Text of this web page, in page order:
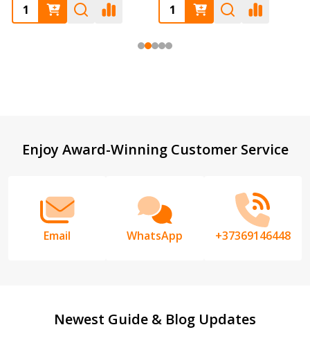
Enjoy Award-Winning Customer Service
Email WhatsApp +37369146448
Newest Guide & Blog Updates